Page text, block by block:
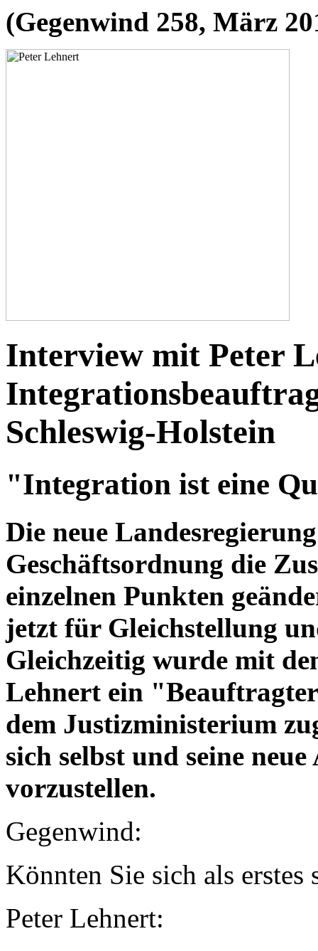
(Gegenwind 258, März
Interview mit Peter
Schleswig-Holstein
"Integration ist eine
Die neue
Geschäftsordnung die
einzelnen Punkten
jetzt für Gleichstellung
Gleichzeitig wurde mit
Lehnert ein
dem Justizministerium
sich selbst und seine
vorzustellen.
Gegenwind:
Könnten Sie sich als erstes
Peter Lehnert: